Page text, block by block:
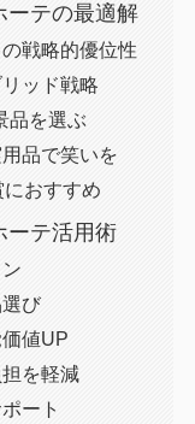
ーテの最適解
戦略的優位性
ッド戦略
品を選ぶ
品で笑いを
おすすめ
ーテ活用術
び
値UP
を軽減
ート